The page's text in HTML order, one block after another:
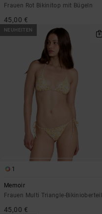
Frauen Rot Bikinitop mit Bügeln
45,00 €
NEUHEITEN
1
Memoir
Frauen Multi Triangle-Bikinioberteil
45,00 €